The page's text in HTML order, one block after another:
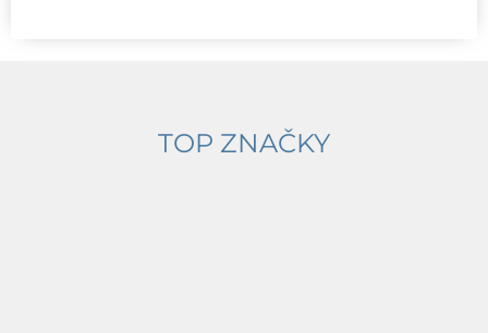
TOP ZNAČKY